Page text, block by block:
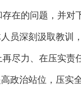
在的问题，并对
员深刻汲取教训
尽力、在压实责
政治站位，压实